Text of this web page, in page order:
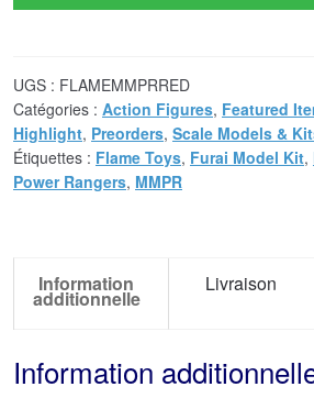
UGS : FLAMEMMPRRED
Catégories : Action Figures, Featured
Highlight, Preorders, Scale Models &
Étiquettes : Flame Toys, Furai Model Kit,
Power Rangers, MMPR
Information
additionnelle
Livraison
Information